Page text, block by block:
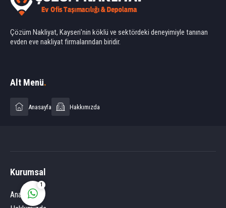
Çözüm Nakliyat, Kayseri'nin köklü ve sektördeki deneyimiyle tanınan
evden eve nakliyat firmalarından biridir.
Alt Menü.
Anasayfa Hakkımızda
Kurumsal
Anasayfa
1